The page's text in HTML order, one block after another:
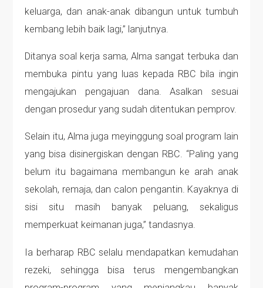
keluarga, dan anak-anak dibangun untuk tumbuh
kembang lebih baik lagi,” lanjutnya.
Ditanya soal kerja sama, Alma sangat terbuka dan
membuka pintu yang luas kepada RBC bila ingin
mengajukan pengajuan dana. Asalkan sesuai
dengan prosedur yang sudah ditentukan pemprov.
Selain itu, Alma juga meyinggung soal program lain
yang bisa disinergiskan dengan RBC. “Paling yang
belum itu bagaimana membangun ke arah anak
sekolah, remaja, dan calon pengantin. Kayaknya di
sisi situ masih banyak peluang, sekaligus
memperkuat keimanan juga,” tandasnya.
Ia berharap RBC selalu mendapatkan kemudahan
rezeki, sehingga bisa terus mengembangkan